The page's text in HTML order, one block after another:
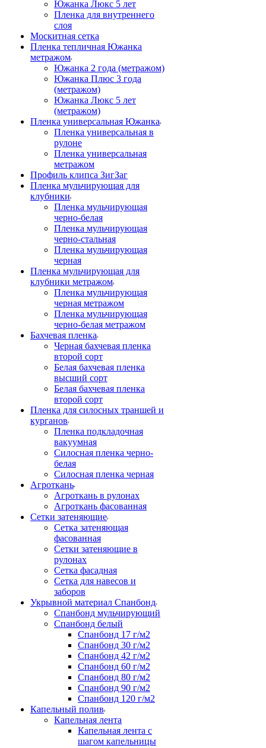
Южанка Люкс 5 лет
Пленка для внутреннего
слоя
Москитная сетка
Пленка тепличная Южанка
метражом
Южанка 2 года (метражом)
Южанка Плюс 3 года
(метражом)
Южанка Люкс 5 лет
(метражом)
Пленка универсальная Южанка
Пленка универсальная в
рулоне
Пленка универсальная
метражом
Профиль клипса ЗигЗаг
Пленка мульчирующая для
клубники
Пленка мульчирующая
черно-белая
Пленка мульчирующая
черно-стальная
Пленка мульчирующая
черная
Пленка мульчирующая для
клубники метражом
Пленка мульчирующая
черная метражом
Пленка мульчирующая
черно-белая метражом
Бахчевая пленка
Черная бахчевая пленка
второй сорт
Белая бахчевая пленка
высший сорт
Белая бахчевая пленка
второй сорт
Пленка для силосных траншей и
курганов
Пленка подкладочная
вакуумная
Силосная пленка черно-
белая
Силосная пленка черная
Агроткань
Агроткань в рулонах
Агроткань фасованная
Сетки затеняющие
Сетка затеняющая
фасованная
Сетки затеняющие в
рулонах
Сетка фасадная
Сетка для навесов и
заборов
Укрывной материал Спанбонд
Спанбонд мульчирующий
Спанбонд белый
Спанбонд 17 г/м2
Спанбонд 30 г/м2
Спанбонд 42 г/м2
Спанбонд 60 г/м2
Спанбонд 80 г/м2
Спанбонд 90 г/м2
Спанбонд 120 г/м2
Капельный полив
Капельная лента
Капельная лента с
шагом капельницы